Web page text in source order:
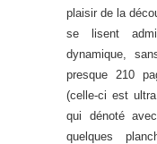
plaisir de la
se lisent
dynamique,
presque 210
(celle-ci est
qui dénoté
quelques